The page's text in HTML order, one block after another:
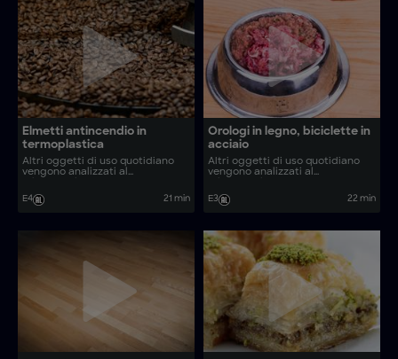
Elmetti antincendio in
termoplastica
Altri oggetti di uso quotidiano
vengono analizzati al
realizzati oggetti come sculture
in vimini e tostatori di caffè?
E4 21 min
Orologi in legno, biciclette in
acciaio
Altri oggetti di uso quotidiano
vengono analizzati al
realizzati oggetti come cibo
crudo per animali e lanterne
E3 22 min